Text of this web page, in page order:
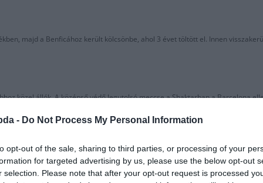
- Do Not Process My Personal Information
opt-out of the sale, sharing to third parties, or processing of your
for targeted advertising by us, please use the below opt-out
selection. Please note that after your opt-out request is processed
majd a Benficához került kölcsönbe, ahol 3 évet töltött el. Innen
közel állók. A középső védő legutolsó meccse a Shaktarban a Barcelona
is ment 15 millióért a Shaktarhoz.
klubhoz 1996-ban. Majd 1997-ben súlyosan megsérült a térde, ami miatt